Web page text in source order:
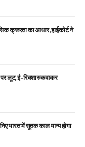
क्रूरता का आधार, हाईकोर्ट ने
पर लूट, ई-रिक्शा रुकवाकर
भारत में सूतक काल मान्य होगा